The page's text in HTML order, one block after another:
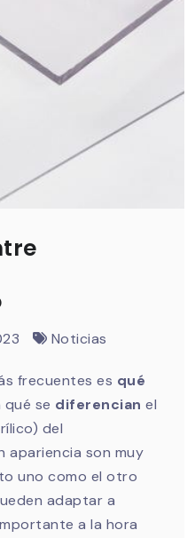
Noticias
frecuentes es qué
qué se diferencian el
del
apariencia son muy
uno como el otro
adaptar a
a la hora